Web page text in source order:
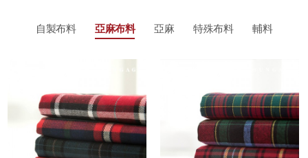
自製布料 亞麻布料 亞麻 特殊布料 輔料